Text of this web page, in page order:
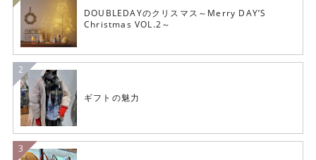
DOUBLEDAYのクリスマス～Merry DAY’S
Christmas VOL.2～
ギフトの魅力